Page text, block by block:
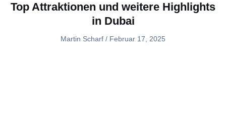
Top Attraktionen und weitere Highlights
in Dubai
Martin Scharf Februar 17, 2025